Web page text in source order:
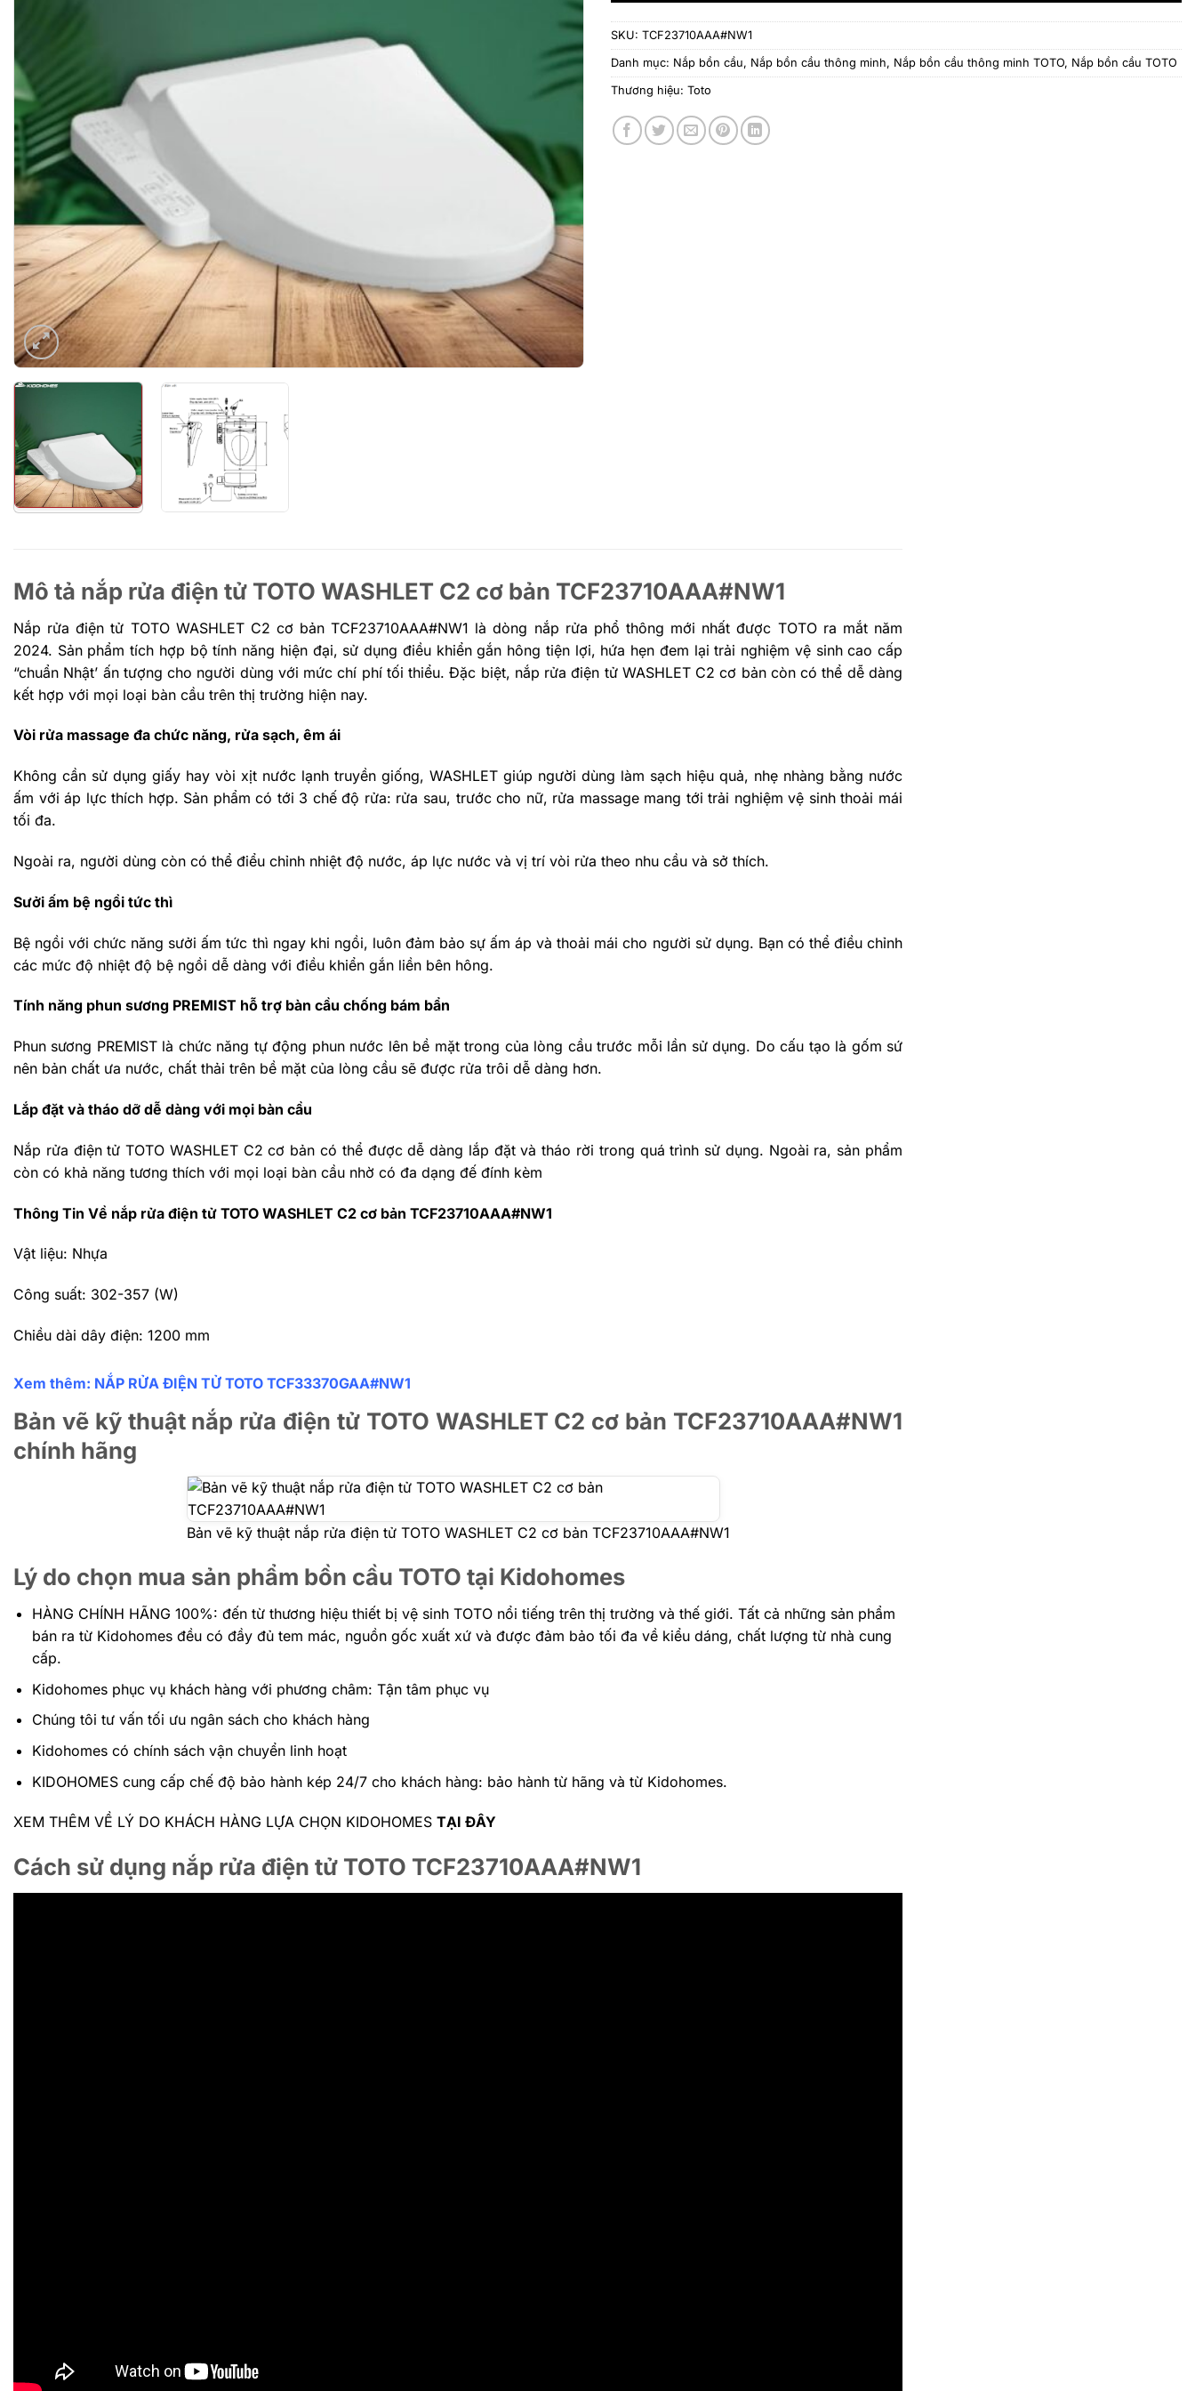
SKU: TCF23710AAA#NW1
Danh mục: Nắp bồn cầu, Nắp bồn cầu thông minh, Nắp bồn cầu thông minh TOTO, Nắp bồn cầu TOTO
Thương hiệu: Toto
Mô tả nắp rửa điện tử TOTO WASHLET C2 cơ bản TCF23710AAA#NW1
Nắp rửa điện tử TOTO WASHLET C2 cơ bản TCF23710AAA#NW1 là dòng nắp rửa phổ thông mới nhất được TOTO ra mắt năm
2024. Sản phẩm tích hợp bộ tính năng hiện đại, sử dụng điều khiển gắn hông tiện lợi, hứa hẹn đem lại trải nghiệm vệ sinh cao cấp
“chuẩn Nhật’ ấn tượng cho người dùng với mức chí phí tối thiểu. Đặc biệt, nắp rửa điện tử WASHLET C2 cơ bản còn có thể dễ dàng
kết hợp với mọi loại bàn cầu trên thị trường hiện nay.
Vòi rửa massage đa chức năng, rửa sạch, êm ái
Không cần sử dụng giấy hay vòi xịt nước lạnh truyền giống, WASHLET giúp người dùng làm sạch hiệu quả, nhẹ nhàng bằng nước
ấm với áp lực thích hợp. Sản phẩm có tới 3 chế độ rửa: rửa sau, trước cho nữ, rửa massage mang tới trải nghiệm vệ sinh thoải mái
tối đa.
Ngoài ra, người dùng còn có thể điểu chỉnh nhiệt độ nước, áp lực nước và vị trí vòi rửa theo nhu cầu và sở thích.
Sưởi ấm bệ ngồi tức thì
Bệ ngồi với chức năng sưởi ấm tức thì ngay khi ngồi, luôn đảm bảo sự ấm áp và thoải mái cho người sử dụng. Bạn có thể điều chỉnh
các mức độ nhiệt độ bệ ngồi dễ dàng với điều khiển gắn liền bên hông.
Tính năng phun sương PREMIST hỗ trợ bàn cầu chống bám bẩn
Phun sương PREMIST là chức năng tự động phun nước lên bề mặt trong của lòng cầu trước mỗi lần sử dụng. Do cấu tạo là gốm sứ
nên bản chất ưa nước, chất thải trên bề mặt của lòng cầu sẽ được rửa trôi dễ dàng hơn.
Lắp đặt và tháo dỡ dễ dàng với mọi bàn cầu
Nắp rửa điện tử TOTO WASHLET C2 cơ bản có thể được dễ dàng lắp đặt và tháo rời trong quá trình sử dụng. Ngoài ra, sản phẩm
còn có khả năng tương thích với mọi loại bàn cầu nhờ có đa dạng đế đính kèm
Thông Tin Về nắp rửa điện tử TOTO WASHLET C2 cơ bản TCF23710AAA#NW1
Vật liệu: Nhựa
Công suất: 302-357 (W)
Chiều dài dây điện: 1200 mm
Xem thêm: NẮP RỬA ĐIỆN TỬ TOTO TCF33370GAA#NW1
Bản vẽ kỹ thuật nắp rửa điện tử TOTO WASHLET C2 cơ bản TCF23710AAA#NW1
chính hãng
Bản vẽ kỹ thuật nắp rửa điện tử TOTO WASHLET C2 cơ bản TCF23710AAA#NW1
Lý do chọn mua sản phẩm bồn cầu TOTO tại Kidohomes
HÀNG CHÍNH HÃNG 100%: đến từ thương hiệu thiết bị vệ sinh TOTO nổi tiếng trên thị trường và thế giới. Tất cả những sản phẩm
bán ra từ Kidohomes đều có đầy đủ tem mác, nguồn gốc xuất xứ và được đảm bảo tối đa về kiểu dáng, chất lượng từ nhà cung
cấp.
Kidohomes phục vụ khách hàng với phương châm: Tận tâm phục vụ
Chúng tôi tư vấn tối ưu ngân sách cho khách hàng
Kidohomes có chính sách vận chuyển linh hoạt
KIDOHOMES cung cấp chế độ bảo hành kép 24/7 cho khách hàng: bảo hành từ hãng và từ Kidohomes.
XEM THÊM VỀ LÝ DO KHÁCH HÀNG LỰA CHỌN KIDOHOMES TẠI ĐÂY
Cách sử dụng nắp rửa điện tử TOTO TCF23710AAA#NW1